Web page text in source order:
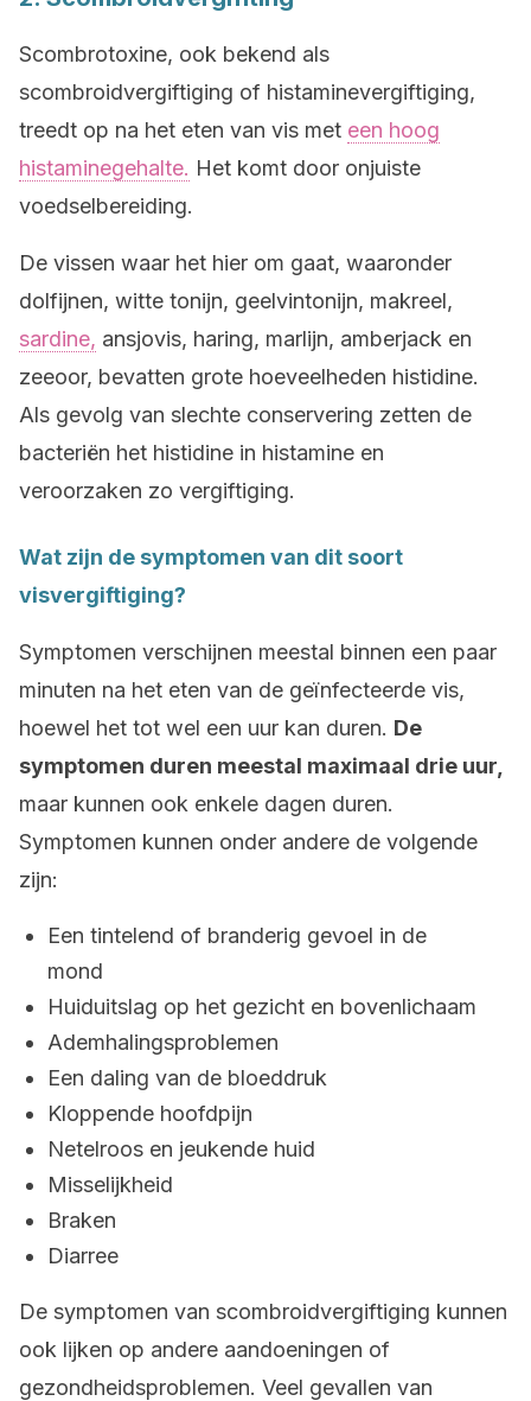
Scombrotoxine, ook bekend als
scombroidvergiftiging of histaminevergiftiging,
treedt op na het eten van vis met een hoog
histaminegehalte. Het komt door onjuiste
voedselbereiding.
De vissen waar het hier om gaat, waaronder
dolfijnen, witte tonijn, geelvintonijn, makreel,
sardine, ansjovis, haring, marlijn, amberjack en
zeeoor, bevatten grote hoeveelheden histidine.
Als gevolg van slechte conservering zetten de
bacteriën het histidine in histamine en
veroorzaken zo vergiftiging.
Wat zijn de symptomen van dit soort
visvergiftiging?
Symptomen verschijnen meestal binnen een paar
minuten na het eten van de geïnfecteerde vis,
hoewel het tot wel een uur kan duren. De
symptomen duren meestal maximaal drie uur,
maar kunnen ook enkele dagen duren.
Symptomen kunnen onder andere de volgende
zijn:
Een tintelend of branderig gevoel in de
mond
Huiduitslag op het gezicht en bovenlichaam
Ademhalingsproblemen
Een daling van de bloeddruk
Kloppende hoofdpijn
Netelroos en jeukende huid
Misselijkheid
Braken
Diarree
De symptomen van scombroidvergiftiging kunnen
ook lijken op andere aandoeningen of
gezondheidsproblemen. Veel gevallen van